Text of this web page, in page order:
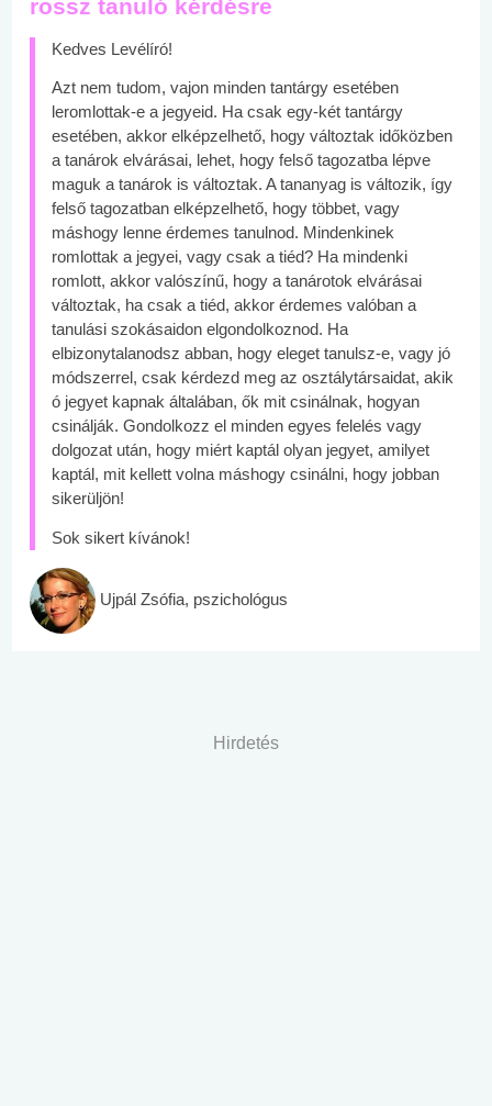
rossz tanuló kérdésre
Kedves Levélíró!
Azt nem tudom, vajon minden tantárgy esetében
leromlottak-e a jegyeid. Ha csak egy-két tantárgy
esetében, akkor elképzelhető, hogy változtak időközben
a tanárok elvárásai, lehet, hogy felső tagozatba lépve
maguk a tanárok is változtak. A tananyag is változik, így
felső tagozatban elképzelhető, hogy többet, vagy
máshogy lenne érdemes tanulnod. Mindenkinek
romlottak a jegyei, vagy csak a tiéd? Ha mindenki
romlott, akkor valószínű, hogy a tanárotok elvárásai
változtak, ha csak a tiéd, akkor érdemes valóban a
tanulási szokásaidon elgondolkoznod. Ha
elbizonytalanodsz abban, hogy eleget tanulsz-e, vagy jó
módszerrel, csak kérdezd meg az osztálytársaidat, akik
ó jegyet kapnak általában, ők mit csinálnak, hogyan
csinálják. Gondolkozz el minden egyes felelés vagy
dolgozat után, hogy miért kaptál olyan jegyet, amilyet
kaptál, mit kellett volna máshogy csinálni, hogy jobban
sikerüljön!
Sok sikert kívánok!
Ujpál Zsófia, pszichológus
Hirdetés